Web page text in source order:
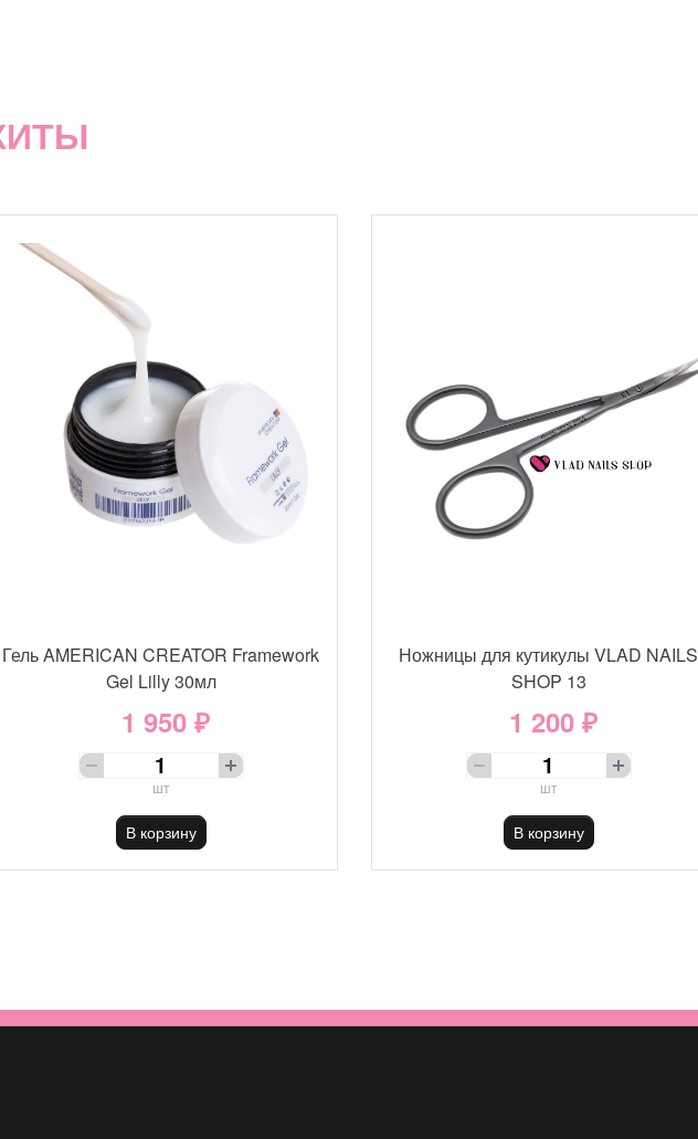
Гель AMERICAN CREATOR Framework
Gel Lilly 30мл
1 950 ₽
шт
В корзину
Ножницы для кутикулы VLAD NAILS
SHOP 13
1 200 ₽
шт
В корзину